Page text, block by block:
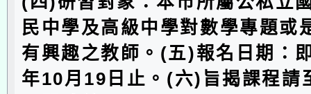
民中學及高級中學對數學專題或
有興趣之教師。(五)報名日期：
年10月19日止。(六)旨揭課程請